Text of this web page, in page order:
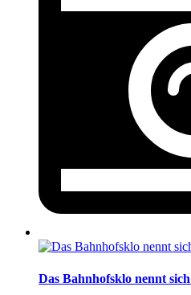
Das Bahnhofsklo nennt